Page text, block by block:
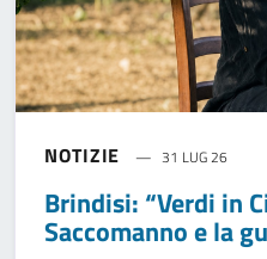
NOTIZIE 31 LUG 26
Brindisi: “Verdi in
Saccomanno e la